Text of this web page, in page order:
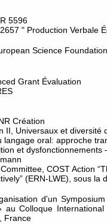
5596
" Production Verbale
Science Foundation
Grant Évaluation
Création
II, Universaux et diversité
langage oral: approche
et dysfonctionnements
COST Action
(ERN-LWE), sous la
d'un
au Colloque
France